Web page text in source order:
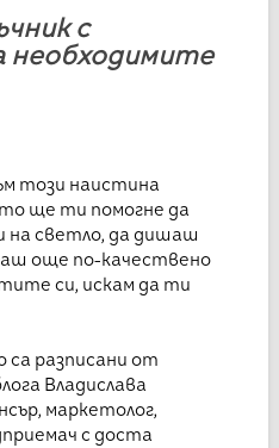
с
необходимите
този наистина
ще ти помогне да
на светло, да дишаш
още по-качествено
си, искам да ти
са разписани от
Владислава
маркетолог,
с доста